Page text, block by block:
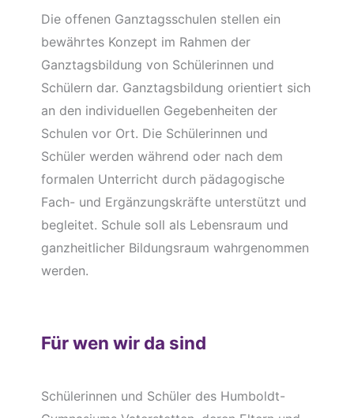
Die offenen Ganztagsschulen stellen ein
bewährtes Konzept im Rahmen der
Ganztagsbildung von Schülerinnen und
Schülern dar. Ganztagsbildung orientiert sich
an den individuellen Gegebenheiten der
Schulen vor Ort. Die Schülerinnen und
Schüler werden während oder nach dem
formalen Unterricht durch pädagogische
Fach- und Ergänzungskräfte unterstützt und
begleitet. Schule soll als Lebensraum und
ganzheitlicher Bildungsraum wahrgenommen
werden.
Für wen wir da sind
Schülerinnen und Schüler des Humboldt-